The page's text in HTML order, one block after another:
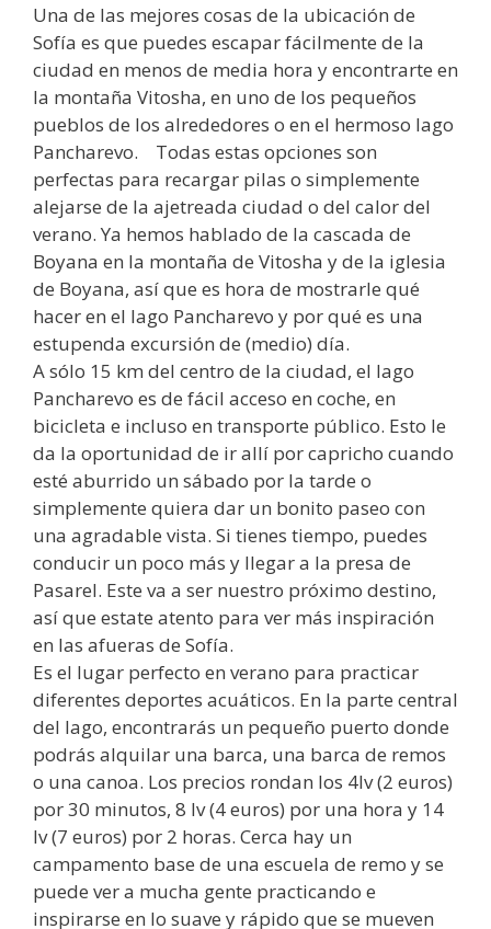
Una de las mejores cosas de la ubicación de
Sofía es que puedes escapar fácilmente de la
ciudad en menos de media hora y encontrarte en
la montaña Vitosha, en uno de los pequeños
pueblos de los alrededores o en el hermoso lago
Pancharevo. Todas estas opciones son
perfectas para recargar pilas o simplemente
alejarse de la ajetreada ciudad o del calor del
verano. Ya hemos hablado de la cascada de
Boyana en la montaña de Vitosha y de la iglesia
de Boyana, así que es hora de mostrarle qué
hacer en el lago Pancharevo y por qué es una
estupenda excursión de (medio) día.
A sólo 15 km del centro de la ciudad, el lago
Pancharevo es de fácil acceso en coche, en
bicicleta e incluso en transporte público. Esto le
da la oportunidad de ir allí por capricho cuando
esté aburrido un sábado por la tarde o
simplemente quiera dar un bonito paseo con
una agradable vista. Si tienes tiempo, puedes
conducir un poco más y llegar a la presa de
Pasarel. Este va a ser nuestro próximo destino,
así que estate atento para ver más inspiración
en las afueras de Sofía.
Es el lugar perfecto en verano para practicar
diferentes deportes acuáticos. En la parte central
del lago, encontrarás un pequeño puerto donde
podrás alquilar una barca, una barca de remos
o una canoa. Los precios rondan los 4lv (2 euros)
por 30 minutos, 8 lv (4 euros) por una hora y 14
lv (7 euros) por 2 horas. Cerca hay un
campamento base de una escuela de remo y se
puede ver a mucha gente practicando e
inspirarse en lo suave y rápido que se mueven